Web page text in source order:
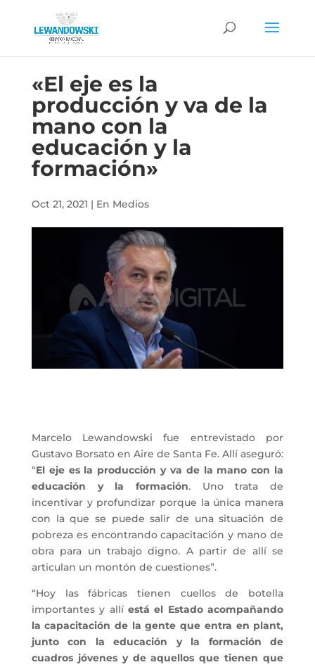
«El eje es la
producción y va de la
mano con la
educación y la
formación»
Oct 21, 2021 | En Medios
Marcelo Lewandowski fue entrevistado por
Gustavo Borsato en Aire de Santa Fe. Allí aseguró:
“El eje es la producción y va de la mano con la
educación y la formación. Uno trata de
incentivar y profundizar porque la única manera
con la que se puede salir de una situación de
pobreza es encontrando capacitación y mano de
obra para un trabajo digno. A partir de allí se
articulan un montón de cuestiones”.
“Hoy las fábricas tienen cuellos de botella
importantes y allí está el Estado acompañando
la capacitación de la gente que entra en plant,
junto con la educación y la formación de
cuadros jóvenes y de aquellos que tienen que